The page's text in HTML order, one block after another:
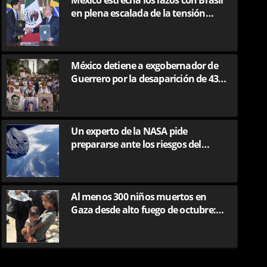
la NASA pide prepararse
de un asteroide
en plena escalada de la tensión
México detiene a exgobernador de
Guerrero por la desaparición de 43
Un experto de la NASA pide
prepararse ante los riesgos del
Al menos 300 niños muertos en
Gaza desde alto fuego de octubre: